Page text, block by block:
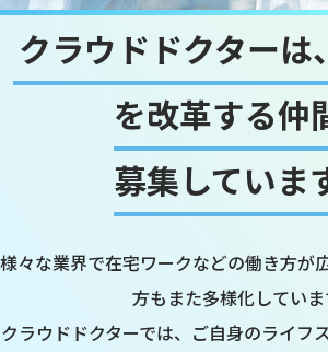
療、そして医師の皆様を支える希望とな
す。クラウドドクターは
を改革する仲
募集していま
様々な業界で在宅ワークなどの働き方が
方もまた多様化していま
クラウドドクターでは、ご自身のライフ